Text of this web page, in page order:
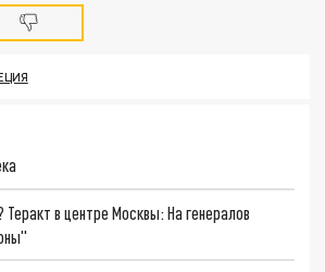
в центре Москвы: На генералов